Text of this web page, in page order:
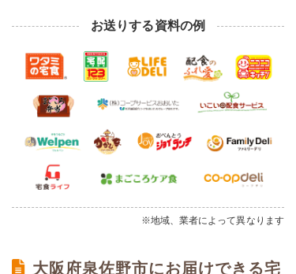
お送りする資料の例
※地域、業者によって異なります
大阪府泉佐野市にお届けできる宅